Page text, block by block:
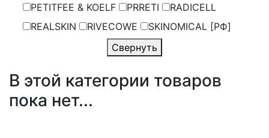
PETITFEE & KOELF
PRRETI
RADICELL
REALSKIN
RIVECOWE
SKINOMICAL [РФ]
Свернуть
В этой категории товаров
пока нет...